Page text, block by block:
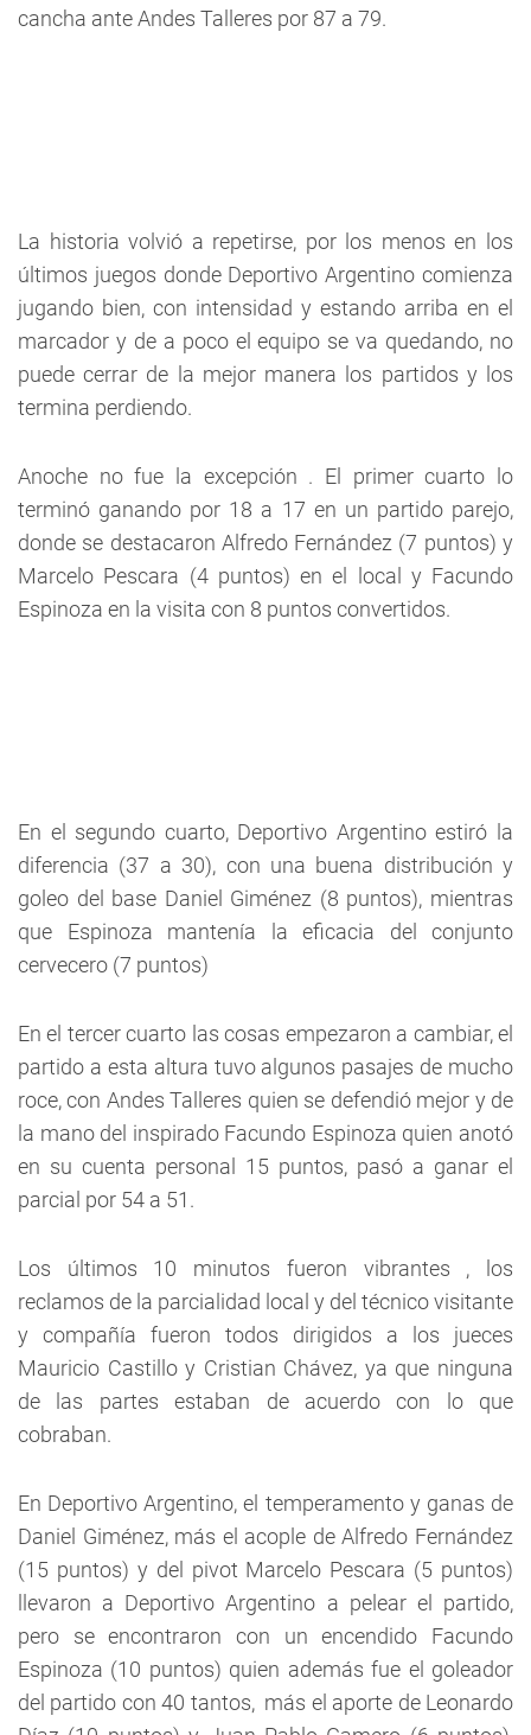
cancha ante Andes Talleres por 87 a 79.
La historia volvió a repetirse, por los menos en los
últimos juegos donde Deportivo Argentino comienza
jugando bien, con intensidad y estando arriba en el
marcador y de a poco el equipo se va quedando, no
puede cerrar de la mejor manera los partidos y los
termina perdiendo.
Anoche no fue la excepción . El primer cuarto lo
terminó ganando por 18 a 17 en un partido parejo,
donde se destacaron Alfredo Fernández (7 puntos) y
Marcelo Pescara (4 puntos) en el local y Facundo
Espinoza en la visita con 8 puntos convertidos.
En el segundo cuarto, Deportivo Argentino estiró la
diferencia (37 a 30), con una buena distribución y
goleo del base Daniel Giménez (8 puntos), mientras
que Espinoza mantenía la eficacia del conjunto
cervecero (7 puntos)
En el tercer cuarto las cosas empezaron a cambiar, el
partido a esta altura tuvo algunos pasajes de mucho
roce, con Andes Talleres quien se defendió mejor y de
la mano del inspirado Facundo Espinoza quien anotó
en su cuenta personal 15 puntos, pasó a ganar el
parcial por 54 a 51.
Los últimos 10 minutos fueron vibrantes , los
reclamos de la parcialidad local y del técnico visitante
y compañía fueron todos dirigidos a los jueces
Mauricio Castillo y Cristian Chávez, ya que ninguna
de las partes estaban de acuerdo con lo que
cobraban.
En Deportivo Argentino, el temperamento y ganas de
Daniel Giménez, más el acople de Alfredo Fernández
(15 puntos) y del pivot Marcelo Pescara (5 puntos)
llevaron a Deportivo Argentino a pelear el partido,
pero se encontraron con un encendido Facundo
Espinoza (10 puntos) quien además fue el goleador
del partido con 40 tantos, más el aporte de Leonardo